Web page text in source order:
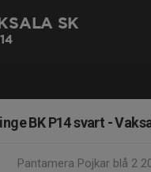
SK
BK P14 svart -
Pantamera Pojkar blå 2